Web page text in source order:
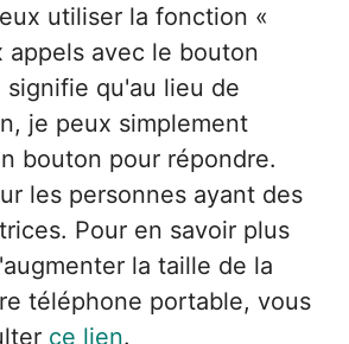
utiliser la fonction «
appels avec le bouton
signifie qu'au lieu de
je peux simplement
bouton pour répondre.
les personnes ayant des
Pour en savoir plus
la taille de la
téléphone portable, vous
ce lien.